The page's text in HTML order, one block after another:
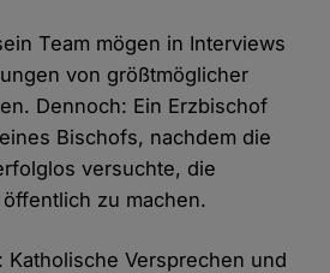
Team mögen in Interviews
von größtmöglicher
Dennoch: Ein Erzbischof
Bischofs, nachdem die
versuchte, die
zu machen.
Katholische Versprechen und